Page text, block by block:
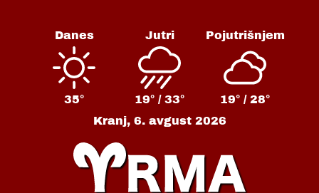
Danes
35°
Jutri
19° / 33°
Pojutrišnjem
19° / 28°
Kranj, 6. avgust 2026